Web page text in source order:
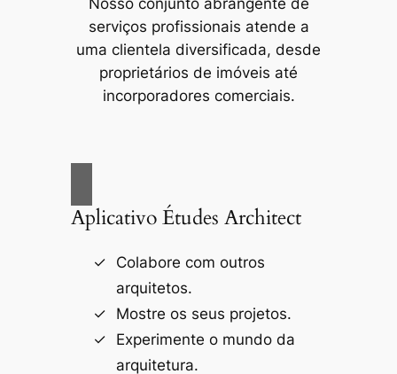
Nosso conjunto abrangente de
serviços profissionais atende a
uma clientela diversificada, desde
proprietários de imóveis até
incorporadores comerciais.
Aplicativo Études Architect
Colabore com outros
arquitetos.
Mostre os seus projetos.
Experimente o mundo da
arquitetura.